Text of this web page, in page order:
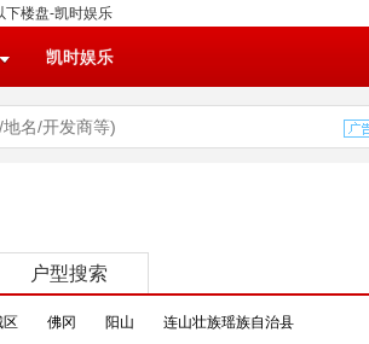
下楼盘-凯时娱乐
凯时娱乐
户型搜索
区 佛冈 阳山 连山壮族瑶族自治县